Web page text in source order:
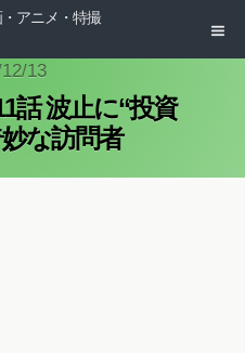
アニメ・特撮
13
話 波止に“投資
な訪問者